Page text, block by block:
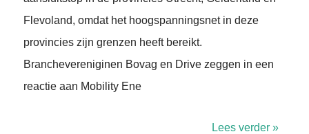
Flevoland, omdat het hoogspanningsnet in deze
provincies zijn grenzen heeft bereikt.
Branchevereniginen Bovag en Drive zeggen in een
reactie aan Mobility Ene
Lees verder »